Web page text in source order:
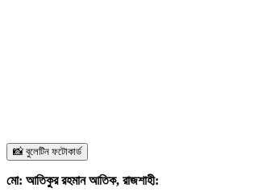
📸 বুলেটিন ফটোকার্ড
মো: আতিকুর রহমান আতিক, রাজশাহী: